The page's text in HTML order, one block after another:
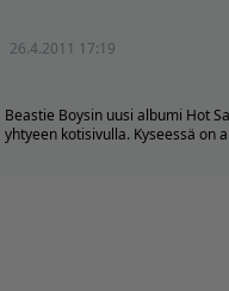
26.4.2011 17:19
Beastie Boysin uusi albumi Hot
yhtyeen kotisivulla. Kyseessä on